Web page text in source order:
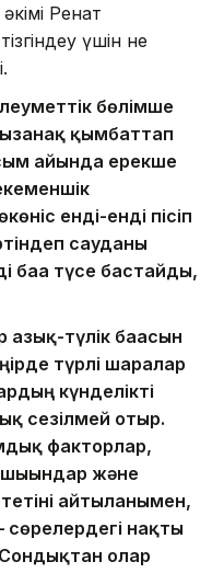
Ренат
үшін не
бөлімше
қымбаттап
айында ерекше
енді-енді пісіп
сауданы
баға түсе бастайды,
түлік бағасын
түрлі шаралар
күнделікті
сезілмей отыр.
факторлар,
және
айтылғанымен,
нақты
олар